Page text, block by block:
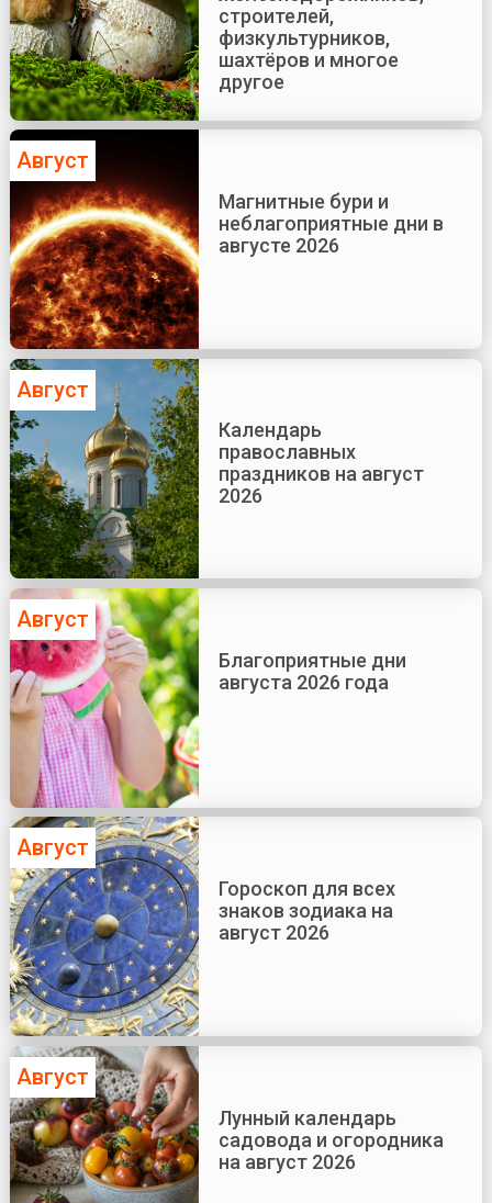
строителей,
физкультурников,
шахтёров и многое
другое
Август
Магнитные бури и
неблагоприятные дни в
августе 2026
Август
Календарь
православных
праздников на август
2026
Август
Благоприятные дни
августа 2026 года
Август
Гороскоп для всех
знаков зодиака на
август 2026
Август
Лунный календарь
садовода и огородника
на август 2026